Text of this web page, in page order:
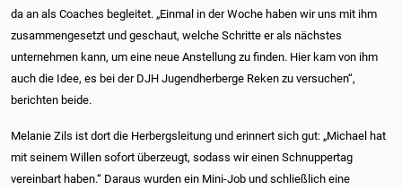
da an als Coaches begleitet. „Einmal in der Woche haben wir uns mit ihm
zusammengesetzt und geschaut, welche Schritte er als nächstes
unternehmen kann, um eine neue Anstellung zu finden. Hier kam von ihm
auch die Idee, es bei der DJH Jugendherberge Reken zu versuchen“,
berichten beide.
Melanie Zils ist dort die Herbergsleitung und erinnert sich gut: „Michael hat
mit seinem Willen sofort überzeugt, sodass wir einen Schnuppertag
vereinbart haben.“ Daraus wurden ein Mini-Job und schließlich eine